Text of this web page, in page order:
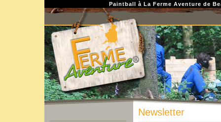
Paintball à La Ferme Aventure de
Newsletter